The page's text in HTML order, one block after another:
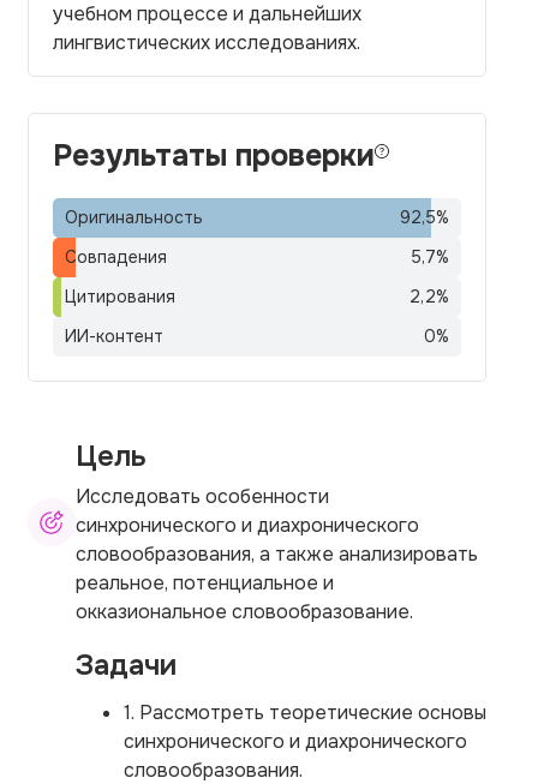
учебном процессе и дальнейших
лингвистических исследованиях.
Результаты проверки
Оригинальность 92,5%
Совпадения
5,7%
Цитирования
2,2%
ИИ-контент
0%
Цель
Исследовать особенности
синхронического и диахронического
словообразования, а также анализировать
реальное, потенциальное и
окказиональное словообразование.
Задачи
1. Рассмотреть теоретические основы
синхронического и диахронического
словообразования.